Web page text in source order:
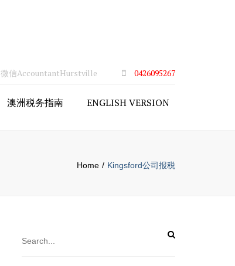
微信AccountantHurstville 0426095267
澳洲税务指南 ENGLISH VERSION
Home Kingsford公司报税